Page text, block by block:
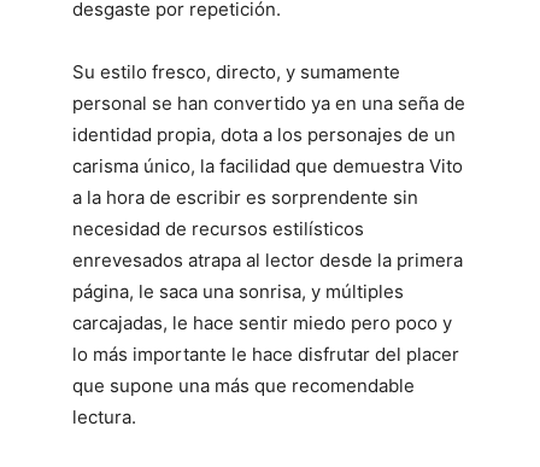
desgaste por repetición.
Su estilo fresco, directo, y sumamente
personal se han convertido ya en una seña de
identidad propia, dota a los personajes de un
carisma único, la facilidad que demuestra Vito
a la hora de escribir es sorprendente sin
necesidad de recursos estilísticos
enrevesados atrapa al lector desde la primera
página, le saca una sonrisa, y múltiples
carcajadas, le hace sentir miedo pero poco y
lo más importante le hace disfrutar del placer
que supone una más que recomendable
lectura.